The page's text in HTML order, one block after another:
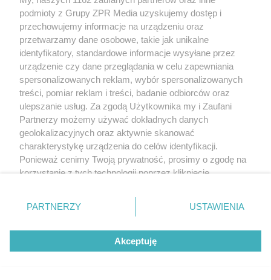
podmioty z Grupy ZPR Media uzyskujemy dostęp i
przechowujemy informacje na urządzeniu oraz
przetwarzamy dane osobowe, takie jak unikalne
identyfikatory, standardowe informacje wysyłane przez
urządzenie czy dane przeglądania w celu zapewniania
spersonalizowanych reklam, wybór spersonalizowanych
treści, pomiar reklam i treści, badanie odbiorców oraz
ulepszanie usług. Za zgodą Użytkownika my i Zaufani
Partnerzy możemy używać dokładnych danych
geolokalizacyjnych oraz aktywnie skanować
charakterystykę urządzenia do celów identyfikacji.
Ponieważ cenimy Twoją prywatność, prosimy o zgodę na
korzystanie z tych technologii poprzez kliknięcie
zmienić/wycofać klikając przycisk ustawień prywatności
znajdujący się w lewym dolnym rogu strony
rodzaje przetwarzania danych nie wymagają zgody
użytkownika, ale masz prawo sprzeciwić się takiemu
przetwarzaniu. Preferencje będą miały zastosowanie tylko
PARTNERZY USTAWIENIA
Akceptuję